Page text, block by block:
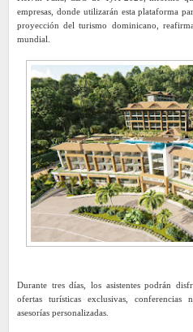
empresas, donde utilizarán esta plataforma
proyección del turismo dominicano,
mundial.
Durante tres días, los asistentes podrán
ofertas turísticas exclusivas, conferencias
asesorías personalizadas.